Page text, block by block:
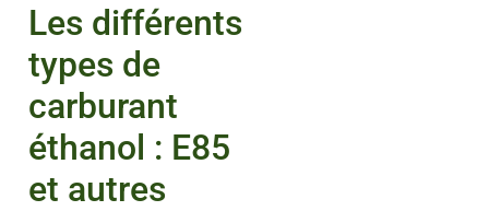
Les différents
types de
carburant
éthanol : E85
et autres